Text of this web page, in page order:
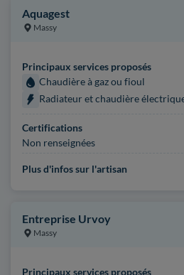
Aquagest
Massy
Principaux services proposés
Chaudière à gaz ou fioul
Radiateur et chaudière
Certifications
Non renseignées
Plus d'infos sur l'artisan
Entreprise Urvoy
Massy
Principaux services proposés